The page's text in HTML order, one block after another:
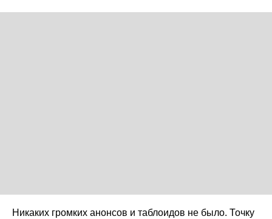
Никаких громких анонсов и таблоидов не было. Точку